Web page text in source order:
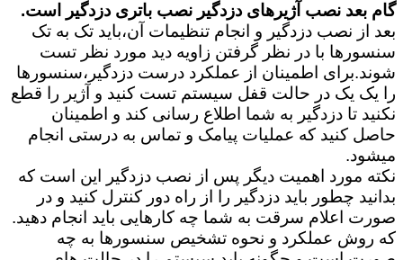
گام بعد نصب آژیرهای دزدگیر نصب باتری دزدگیر است.
بعد از نصب دزدگیر و انجام تنظیمات آن،باید تک به تک
سنسورها با در نظر گرفتن زاویه دید مورد نظر تست
شوند.برای اطمینان از عملکرد درست دزدگیر،سنسورها
را یک یک در حالت قفل سیستم تست کنید و آژیر را قطع
نکنید تا دزدگیر به شما اطلاع رسانی کند و اطمینان
حاصل کنید که عملیات پیامک و تماس به درستی انجام
میشود.
نکته مورد اهمیت دیگر پس از نصب دزدگیر این است که
بدانید چطور باید دزدگیر را از راه دور کنترل کنید و در
صورت اعلام سرقت به شما چه کارهایی باید انجام دهید.
که روش عملکرد و نحوه تشخیص سنسورها به چه